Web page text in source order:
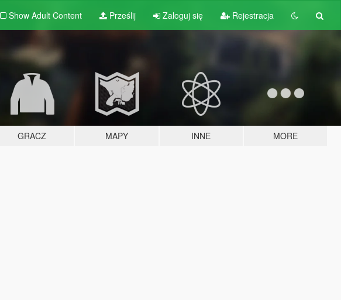
Show Adult Content Prześlij Zaloguj się Rejestracja
GRACZ MAPY INNE MORE